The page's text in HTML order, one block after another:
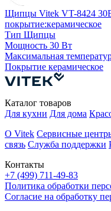
Щипцы Vitek VT-8424
покрытие:керамическое
Тип Щипцы
Мощность 30 Вт
Максимальная
Покрытие керамическое
Контакты
+7 (499) 711-49-83
Каталог товаров
Для кухни Для дома
О Vitek Сервисные
связь Служба поддержки
Политика обработки
Согласие на обработку